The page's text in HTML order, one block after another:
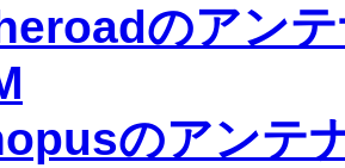
のアン
のアンテ